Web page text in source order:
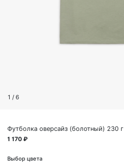
1 / 6
Футболка оверсайз (болотный) 230 г
1 170 ₽
Выбор цвета